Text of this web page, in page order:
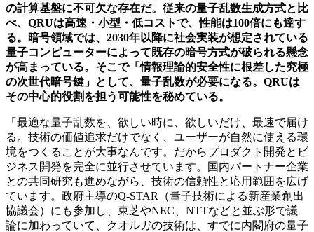
の計算基盤に不可欠な存在だ。従来の量子乱数生成方式と比
べ、QRUは高速・小型・低コストで、性能は100倍にも達す
る。暗号領域では、2030年以降に社会実装が想定されている
量子コンピューターによって既存の暗号方式が破られる懸念
が高まっている。そこで「情報理論的安全性に根差した究極
の次世代暗号鍵」として、量子乱数が必要になる。QRUは
その中心的役割を担う可能性を秘めている。
「最適な量子乱数を、欲しい時に、欲しいだけ、最速で届け
る。技術の価値追求だけでなく、ユーザーが自然に使える環
境をつくることが大事なんです。だからプロダクト開発とビ
ジネス開発を完全に並行させています。国内パートナー企業
との共同研究も進めながら、技術の信頼性と応用範囲を広げ
ています。政府主導のQ-STAR（量子技術による新産業創出
協議会）にも参加し、東芝やNEC、NTTなどと並ぶ形で議
論に加わっていて、クオルガの技術は、すでに内閣府の量子